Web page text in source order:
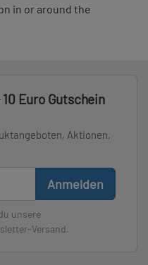
in or around the
10 Euro Gutschein
Aktionen,
Anmelden
unsere
Versand.